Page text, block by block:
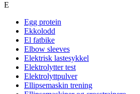
E
Egg protein
Ekkolodd
El fatbike
Elbow sleeves
Elektrisk lastesykkel
Elektrolytter test
Elektrolyttpulver
Ellipsemaskin trening